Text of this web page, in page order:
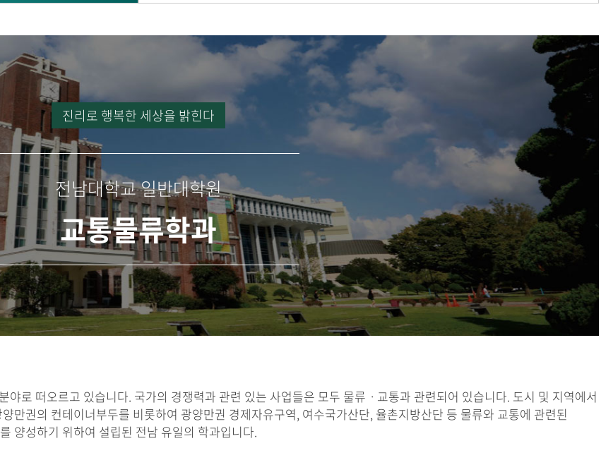
진리로 행복한 세상을 밝힌다
전남대학교 일반대학원
교통물류학과
로 떠오르고 있습니다. 국가의 경쟁력과 관련 있는 사업들은 모두 물류ㆍ교통과 관련되어 있습니다. 도시 및 지역에서
만권의 컨테이너부두를 비롯하여 광양만권 경제자유구역, 여수국가산단, 율촌지방산단 등 물류와 교통에 관련된
양성하기 위하여 설립된 전남 유일의 학과입니다.